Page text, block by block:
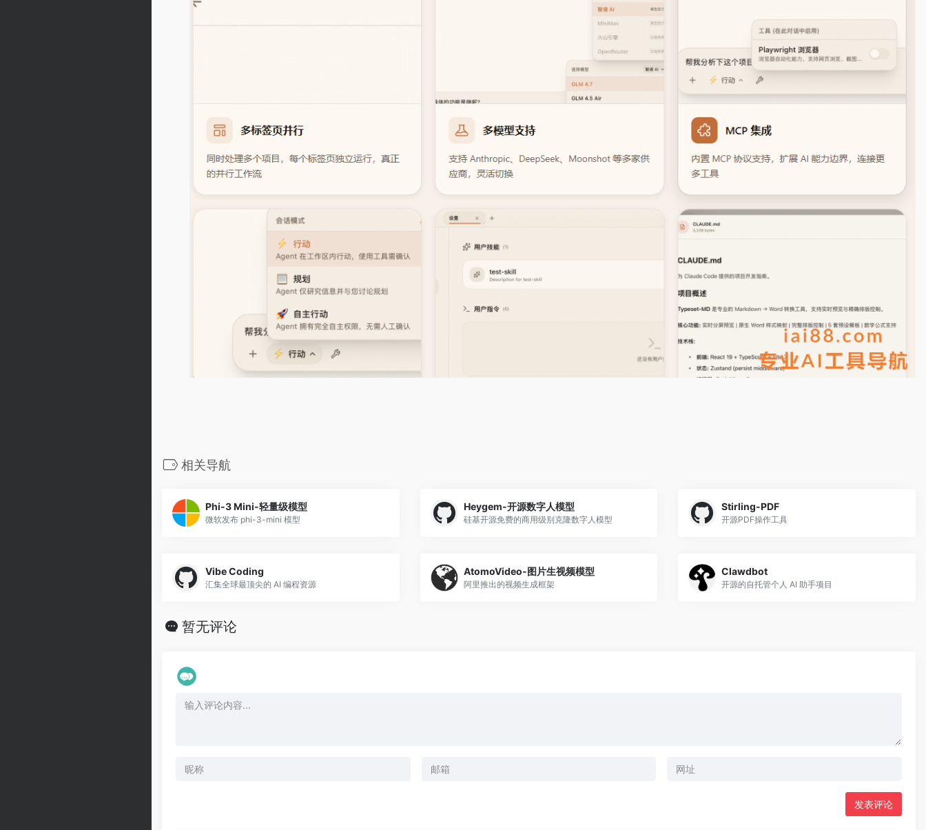
相关导航
Phi-3 Mini-轻量级模型
微软发布 phi-3-mini 模型
Heygem-开源数字人模型
硅基开源免费的商用级别克隆数字人模型
Stirling-PDF
开源PDF操作工具
Vibe Coding
汇集全球最顶尖的 AI 编程资源
AtomoVideo-图片生视频模型
阿里推出的视频生成框架
Clawdbot
开源的自托管个人 AI 助手项目
暂无评论